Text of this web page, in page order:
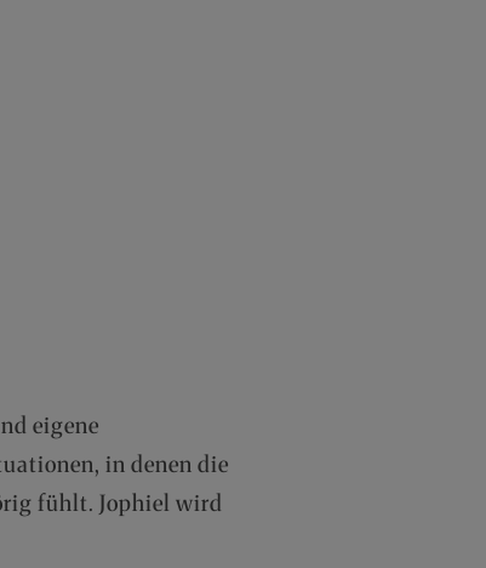
eigene
in denen die
fühlt. Jophiel wird